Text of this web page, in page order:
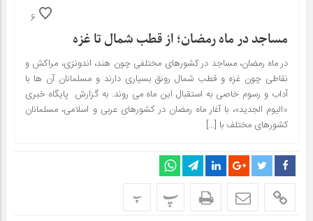
6
مساجد در ماه رمضان؛ از قطب شمال تا غزه
در ماه رمضان، مساجد در کشورهای مختلفی چون هند، اندونزی، مراکش و
نقاطی چون غزه و قطب شمال رونق بسیاری دارند و مسلمانان آن ها با
آداب و رسوم خاصی به استقبال این ماه می روند. به گزارش پایگاه خبری
«الیوم الجدید»، با آغار ماه رمضان در کشورهای عربی و اسلامی، مسلمانان
کشورهای مختلف با […]
پ پ